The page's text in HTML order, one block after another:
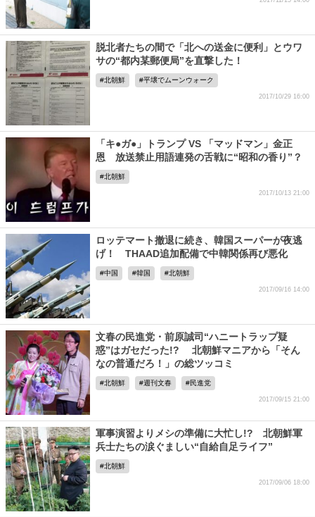
脱北者たちの間で「北への送金に便利」とウワ
サの“都内某郵便局”を直撃した！
北朝鮮 平壌でムーンウォーク
2017/10/29 16:00
「キ●ガ●」トランプ VS 「マッドマン」金正
恩 放送禁止用語連発の舌戦に“昭和の香り”？
北朝鮮
2017/10/13 21:00
ロッテマート撤退に続き、韓国スーパーが夜逃
げ！ THAAD追加配備で中韓関係再び悪化
中国 韓国 北朝鮮
2017/09/16 14:00
文春の民進党・前原誠司“ハニートラップ疑
惑”はガセだった!? 北朝鮮マニアから「そん
なの普通だろ！」の総ツッコミ
北朝鮮 週刊文春 民進党
2017/09/15 21:00
軍事演習よりメシの準備に大忙し!? 北朝鮮軍
兵士たちの涙ぐましい“自給自足ライフ”
北朝鮮
2017/09/06 18:00